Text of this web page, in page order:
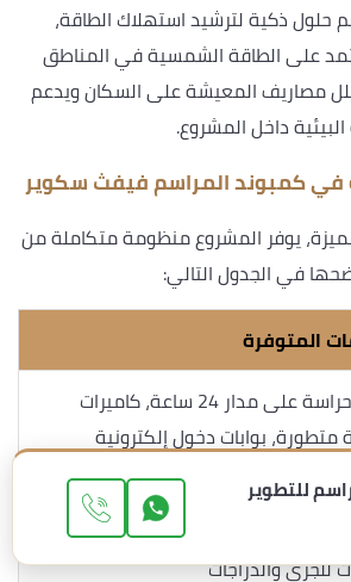
حلول ذكية لترشيد استهلاك الطاقة،
على الطاقة الشمسية في المناطق
مصاريف المعيشة على السكان ويدعم
داخل المشروع.
في كمبوند المراسم فيفث سكوير
يوفر المشروع منظومة متكاملة من
في الجدول التالي:
المتوفرة
أمن وحراسة على مدار 24 ساعة، كاميرات
متطورة، بوابات دخول إلكترونية
نوادي اجتماعية، صالات رياضية،
تنس وكرة قدم وسلة وإسكواش،
للجري والدراجات
للتطوير